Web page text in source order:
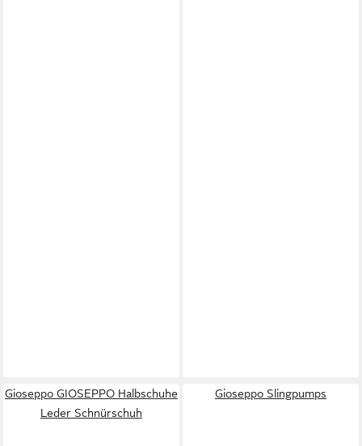
Gioseppo GIOSEPPO Halbschuhe
Leder Schnürschuh
Gioseppo Slingpumps